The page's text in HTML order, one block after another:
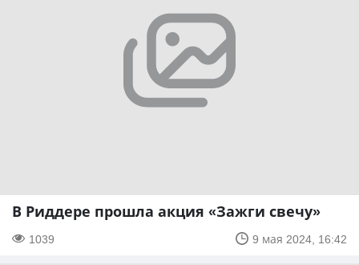
В Риддере прошла акция «Зажги свечу»
1039 9 мая 2024, 16:42